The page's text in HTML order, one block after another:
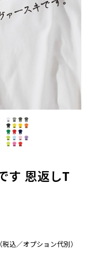
す 恩返しT
（税込／オプション代別）
てのぼり旗を
すので改造の
が発生いたし
曖昧でも構い
円 ］
す。ご確認のお
任のデザイナー
体などのご指
ージに最適のフ
のぼりの下部
が入ります。
たらロゴの印刷
もデザインの修
もお気軽にご
と思いますので
しれません。
サイズです。
できます。
低いです。
目線を意識したい
サイズです。
できます。
低いです。
目線を意識したい
などに開けた穴
ングです。壁
風で倒れること
になってしまう
などに開けた穴
ングです。壁
風で倒れること
になってしまう
左右チチ
ついてない長辺・
補強縫製します
強
円 ］
いてない長辺・
強
］
営業日）
生地の厚みが
す。ポンジと比
。タペストリー
4本（5分割）
りを意識して
時にカットす